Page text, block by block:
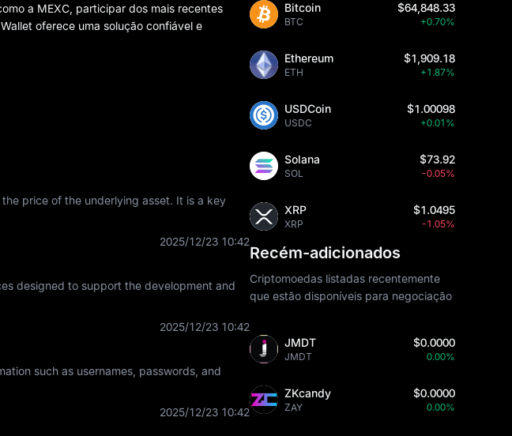
a MEXC, participar dos mais recentes
oferece uma solução confiável e
price of the underlying asset. It is a key
2025/12/23 10:42
designed to support the development and
2025/12/23 10:42
such as usernames, passwords, and
2025/12/23 10:42
Bitcoin
BTC
$64,848.33
+0.70%
Ethereum
ETH
$1,909.18
+1.87%
USDCoin
USDC
$1.00098
+0.01%
Solana
SOL
$73.92
-0.05%
XRP
XRP
$1.0495
-1.05%
Recém-adicionados
Criptomoedas listadas recentemente
que estão disponíveis para negociação
JMDT
JMDT
$0.0000
0.00%
ZKcandy
ZAY
$0.0000
0.00%